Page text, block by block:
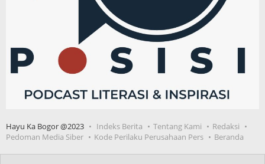
Hayu Ka Bogor @2023 Indeks Berita Tentang Kami
Redaksi
Pedoman Media Siber
Kode Perilaku Perusahaan Pers Beranda